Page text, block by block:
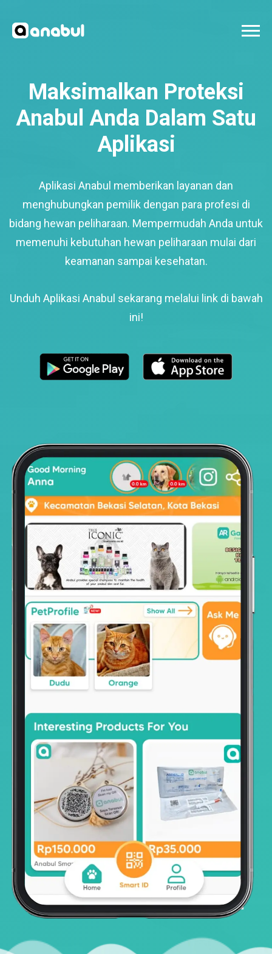
Maksimalkan Proteksi
Anabul Anda Dalam Satu
Aplikasi
Aplikasi Anabul memberikan layanan dan
menghubungkan pemilik dengan para profesi di
bidang hewan peliharaan. Mempermudah Anda untuk
memenuhi kebutuhan hewan peliharaan mulai dari
keamanan sampai kesehatan.
Unduh Aplikasi Anabul sekarang melalui link di bawah
ini!